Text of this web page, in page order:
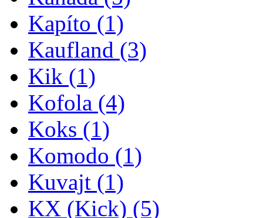
Kapíto (1)
Kaufland (3)
Kik (1)
Kofola (4)
Koks (1)
Komodo (1)
Kuvajt (1)
KX (Kick) (5)